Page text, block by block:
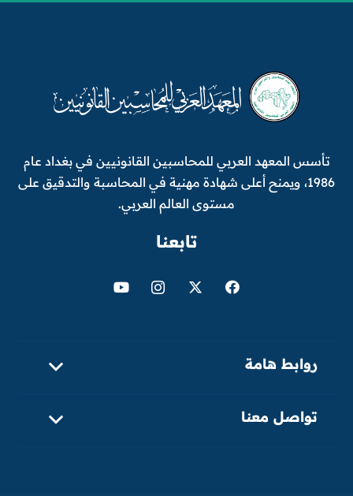
تأسس المعهد العربي للمحاسبين القانونيين في بغداد عام
1986، ويمنح أعلى شهادة مهنية في المحاسبة والتدقيق على
مستوى العالم العربي.
تابعنا
روابط هامة
تواصل معنا